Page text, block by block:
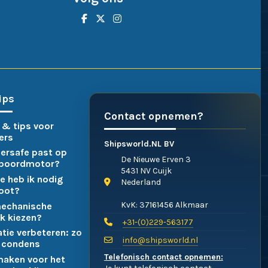
& tips voor
past op
heb ik nodig
kiezen?
verbeteren: zo
voor het
Contact opnemen?
Shipsworld.NL BV
De Nieuwe Erven 3
5431 NV Cuijk
Nederland
KvK: 37161456 Alkmaar
+31-(0)229-563177
info@shipsworld.nl
Telefonisch contact opnemen: